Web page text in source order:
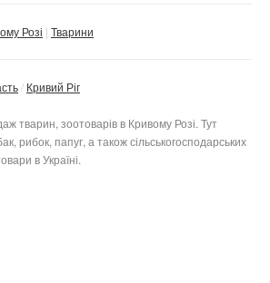
Розі Тварини
Кривий Ріг
тварин, зоотоварів в Кривому Розі. Тут
рибок, папуг, а також сільськогосподарських
в Україні.